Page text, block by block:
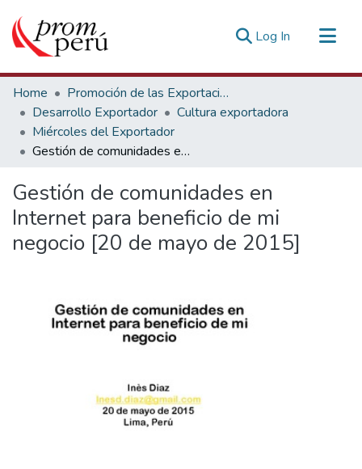
Log In (current)
Communities & Collections
All of DSpace
Statistics
Estadísticas Externas
Home
Promoción de las Exportaciones
Desarrollo Exportador
Cultura exportadora
Miércoles del Exportador
Gestión de comunidades en Internet para beneficio de mi negocio [20 de mayo de 2015]
Gestión de comunidades en
Internet para beneficio de mi
negocio [20 de mayo de 2015]